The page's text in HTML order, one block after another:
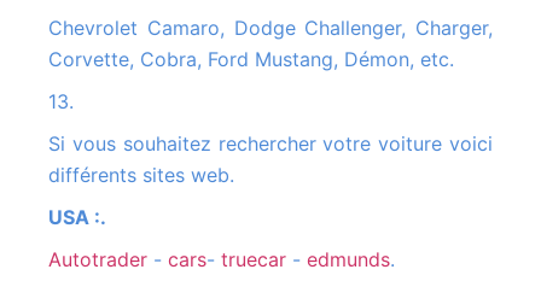
Chevrolet Camaro, Dodge Challenger, Charger,
Corvette, Cobra, Ford Mustang, Démon, etc.
13.
Si vous souhaitez rechercher votre voiture voici
différents sites web.
USA :.
autotrader - cars- truecar - edmunds.